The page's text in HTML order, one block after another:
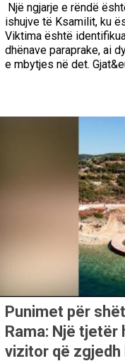
Një ngjarje e rëndë
ishujve të Ksamilit, ku
Viktima është
dhënave paraprake, ai
e mbytjes në det.
Punimet për
Rama: Një tjetër
vizitor që